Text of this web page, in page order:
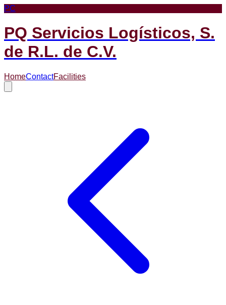
PC
PQ Servicios Logísticos, S.
de R.L. de C.V.
HomeContactFacilities